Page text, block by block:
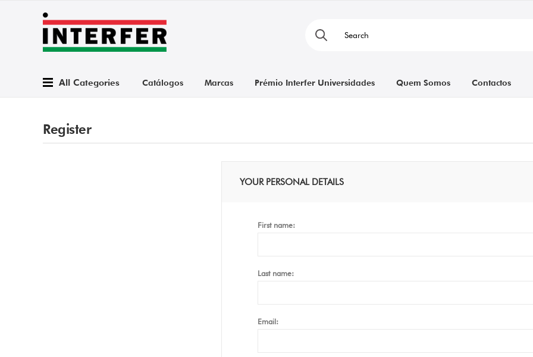
All Categories Catálogos Marcas Prémio Interfer Universidades Quem Somos Contactos
Register
YOUR PERSONAL DETAILS
First name:
Last name:
Email: